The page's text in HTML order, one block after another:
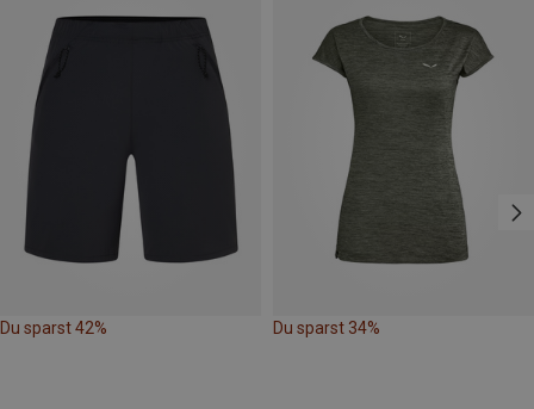
Du sparst 42% Du sparst 34%